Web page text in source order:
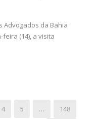
Advogados da Bahia
(14), a visita
4 5 … 148